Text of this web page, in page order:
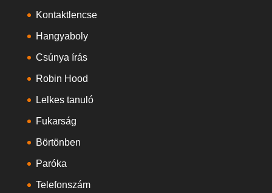
Kontaktlencse
Hangyaboly
Csúnya írás
Robin Hood
Lelkes tanuló
Fukarság
Börtönben
Paróka
Telefonszám